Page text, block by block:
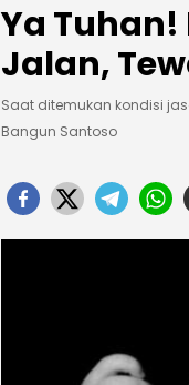
Ya Tuhan!
Jalan,
Saat ditemukan kondisi
Bangun Santoso